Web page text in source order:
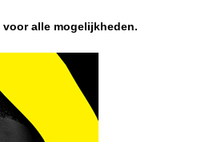
voor alle mogelijkheden.